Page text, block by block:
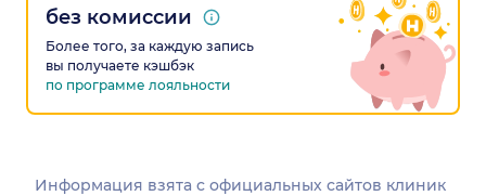
без комиссии
Более того, за каждую запись
вы получаете кэшбэк
по программе лояльности
Информация взята c официальных сайтов клиник